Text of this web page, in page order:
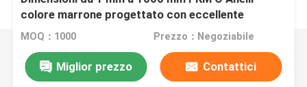
colore marrone progettato con eccellente
resistenza agli UV per la resistenza chimica e
MOQ：1000 Prezzo：Negoziabile
Miglior prezzo Contattici